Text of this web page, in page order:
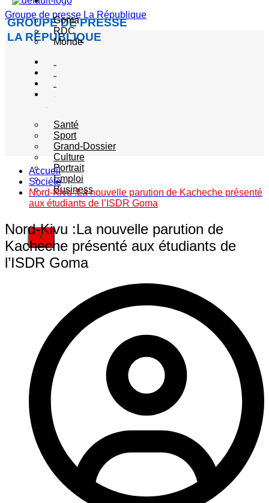
Groupe de presse La République
GROUPE DE PRESSE
LA RÉPUBLIQUE
Goma
RDC
Monde
Santé
Sport
Grand-Dossier
Culture
Portrait
Emploi
Business
X
Accueil
Société
Nord-Kivu :La nouvelle parution de Kacheche présenté
aux étudiants de l’ISDR Goma
Nord-Kivu :La nouvelle parution de
Kacheche présenté aux étudiants de
l’ISDR Goma